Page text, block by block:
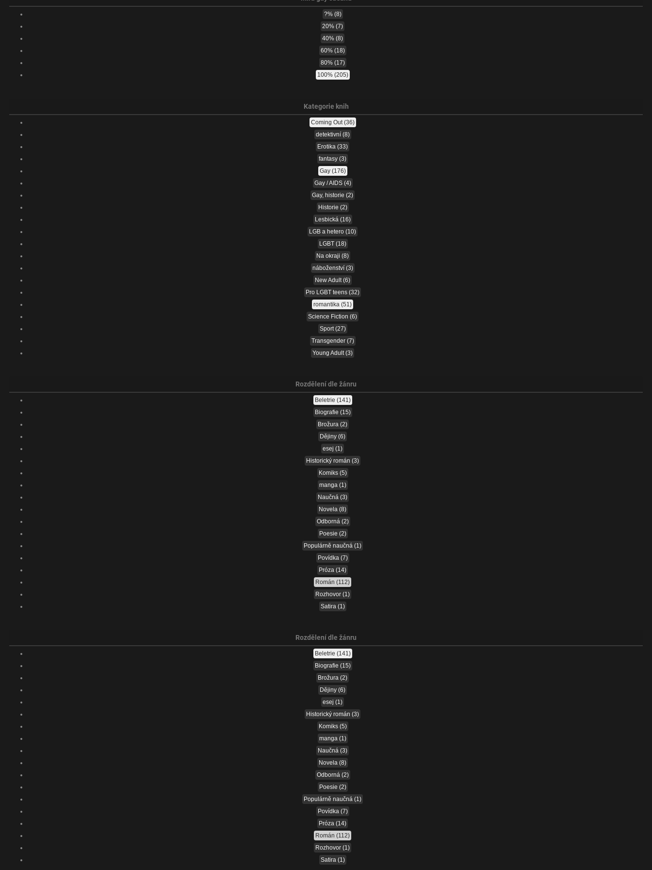
?% (8)
20% (7)
40% (8)
60% (18)
80% (17)
100% (205)
Kategorie knih
Coming Out (36)
detektivní (8)
Erotika (33)
fantasy (3)
Gay (176)
Gay / AIDS (4)
Gay, historie (2)
Historie (2)
Lesbická (16)
LGB a hetero (10)
LGBT (18)
Na okraji (8)
náboženství (3)
New Adult (6)
Pro LGBT teens (32)
romantika (51)
Science Fiction (6)
Sport (27)
Transgender (7)
Young Adult (3)
Rozdělení dle žánru
Beletrie (141)
Biografie (15)
Brožura (2)
Dějiny (6)
esej (1)
Historický román (3)
Komiks (5)
manga (1)
Naučná (3)
Novela (8)
Odborná (2)
Poesie (2)
Populárně naučná (1)
Povídka (7)
Próza (14)
Román (112)
Rozhovor (1)
Satira (1)
Rozdělení dle žánru
Beletrie (141)
Biografie (15)
Brožura (2)
Dějiny (6)
esej (1)
Historický román (3)
Komiks (5)
manga (1)
Naučná (3)
Novela (8)
Odborná (2)
Poesie (2)
Populárně naučná (1)
Povídka (7)
Próza (14)
Román (112)
Rozhovor (1)
Satira (1)